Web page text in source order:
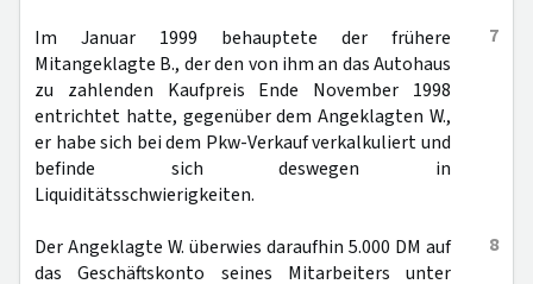
7
Im Januar 1999 behauptete der frühere
Mitangeklagte B., der den von ihm an das Autohaus
zu zahlenden Kaufpreis Ende November 1998
entrichtet hatte, gegenüber dem Angeklagten W.,
er habe sich bei dem Pkw-Verkauf verkalkuliert und
befinde sich deswegen in
Liquiditätsschwierigkeiten.
8
Der Angeklagte W. überwies daraufhin 5.000 DM auf
das Geschäftskonto seines Mitarbeiters unter